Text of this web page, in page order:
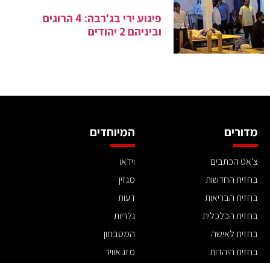
פיגוע ירי בג'רבה: 4 הרוגים
וביניהם 2 יהודים
מדורים
צ'אט הכתבים
בחזית החדשות
בחזית הבריאות
בחזית הכלכלית
בחזית לאישה
בחזית היהדות
המיוחדים
וידאו
מגזין
דעות
גלריות
המטבחון
מזג אוויר